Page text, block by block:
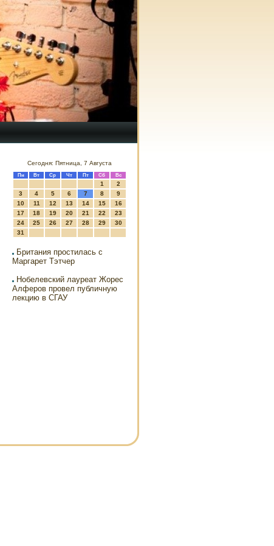
Сегодня: Пятница, 7 Августа
Пн Вт Ср Чт Пт Сб Вс
1
2
3
4 5 6 7 8
9
10
11 12 13 14 15
16
17
18 19 20 21 22
23
24
25 26 27 28 29
30
31
Британия простилась с
Маргарет Тэтчер
Нобелевский лауреат Жорес
Алферов провел публичную
лекцию в СГАУ